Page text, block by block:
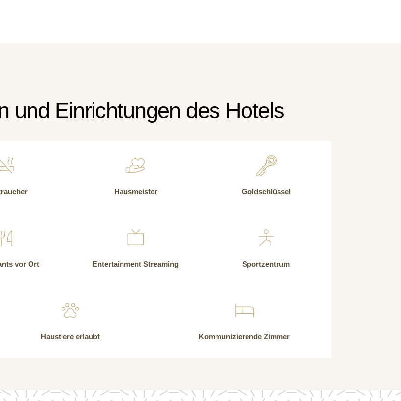
und Einrichtungen des Hotels
Hausmeister Goldschlüssel
vor Ort Entertainment Streaming Sportzentrum
Haustiere erlaubt Kommunizierende Zimmer